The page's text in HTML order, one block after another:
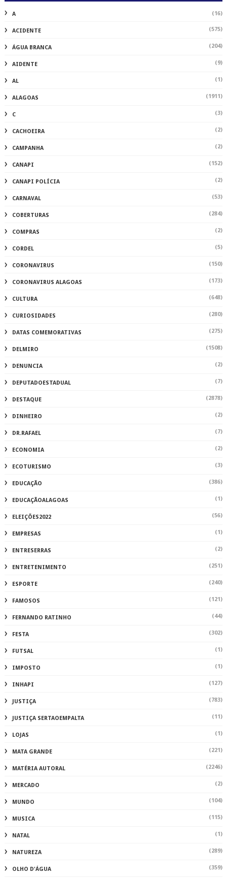
A (16)
ACIDENTE (575)
ÁGUA BRANCA (204)
AIDENTE (9)
AL (1)
ALAGOAS (1911)
C (3)
CACHOEIRA (2)
CAMPANHA (2)
CANAPI (152)
CANAPI POLÍCIA (2)
CARNAVAL (53)
COBERTURAS (284)
COMPRAS (2)
CORDEL (5)
CORONAVIRUS (150)
CORONAVIRUS ALAGOAS (173)
CULTURA (648)
CURIOSIDADES (280)
DATAS COMEMORATIVAS (275)
DELMIRO (1508)
DENUNCIA (2)
DEPUTADOESTADUAL (7)
DESTAQUE (2878)
DINHEIRO (2)
DR.RAFAEL (7)
ECONOMIA (2)
ECOTURISMO (3)
EDUCAÇÃO (386)
EDUCAÇÃOALAGOAS (1)
ELEIÇÕES2022 (56)
EMPRESAS (1)
ENTRESERRAS (2)
ENTRETENIMENTO (251)
ESPORTE (240)
FAMOSOS (121)
FERNANDO RATINHO (44)
FESTA (302)
FUTSAL (1)
IMPOSTO (1)
INHAPI (127)
JUSTIÇA (783)
JUSTIÇA SERTAOEMPALTA (11)
LOJAS (1)
MATA GRANDE (221)
MATÉRIA AUTORAL (2246)
MERCADO (2)
MUNDO (104)
MUSICA (115)
NATAL (1)
NATUREZA (289)
OLHO D'ÁGUA (359)